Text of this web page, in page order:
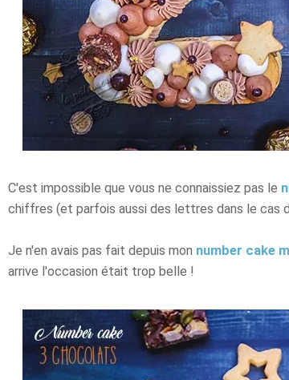
C'est impossible que vous ne connaissiez pas le
chiffres (et parfois aussi des lettres dans le cas
Je n'en avais pas fait depuis mon number cake
arrive l'occasion était trop belle !